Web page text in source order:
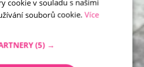
cookie v souladu s našimi
souborů cookie. Více
(5) →